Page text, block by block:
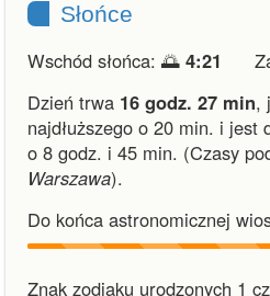
Słońce
Wschód słońca: 🌅 4:21
Dzień trwa 16 godz. 27 min,
najdłuższego o 20 min. i jest
o 8 godz. i 45 min. (Czasy
Warszawa).
Do końca astronomicznej
Znak zodiaku urodzonych 1